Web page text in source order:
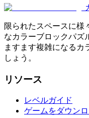
限られたスペースに様
なカラーブロックパズ
ますます複雑になるカ
しょう。
リソース
レベルガイド
ゲームをダウン